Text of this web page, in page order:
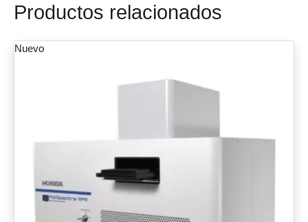
Productos relacionados
Nuevo